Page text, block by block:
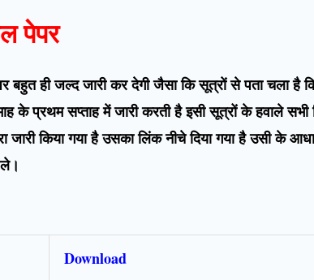
पेपर
बहुत ही जल्द जारी कर देगी जैसा कि सूत्रों से पता चला है
प्रथम सप्ताह में जारी करती है इसी सूत्रों के हवाले सभी
जारी किया गया है उसका लिंक नीचे दिया गया है उसी के
Download